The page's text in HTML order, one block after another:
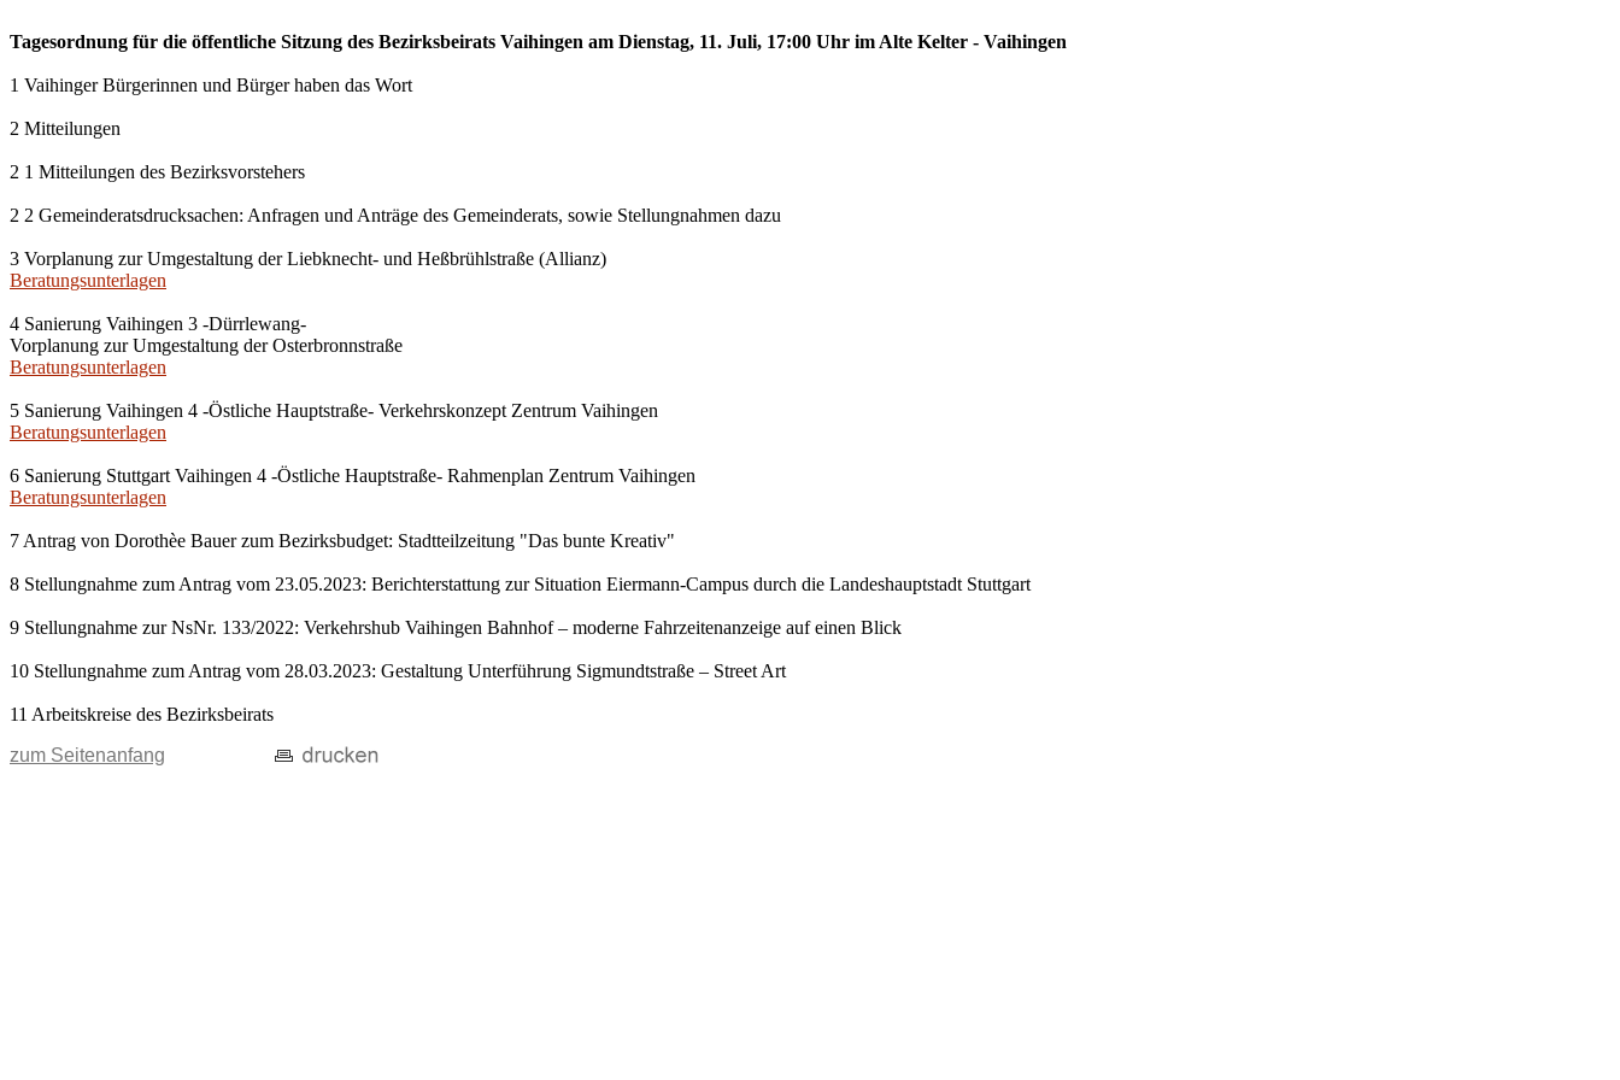
Tagesordnung für die öffentliche Sitzung des Bezirksbeirats Vaihingen am Dienstag, 11. Juli, 17:00 Uhr im Alte Kelter - Vaihingen
1 Vaihinger Bürgerinnen und Bürger haben das Wort
2 Mitteilungen
2 1 Mitteilungen des Bezirksvorstehers
2 2 Gemeinderatsdrucksachen: Anfragen und Anträge des Gemeinderats, sowie Stellungnahmen dazu
3 Vorplanung zur Umgestaltung der Liebknecht- und Heßbrühlstraße (Allianz)
Beratungsunterlagen
4 Sanierung Vaihingen 3 -Dürrlewang-
Vorplanung zur Umgestaltung der Osterbronnstraße
Beratungsunterlagen
5 Sanierung Vaihingen 4 -Östliche Hauptstraße- Verkehrskonzept Zentrum Vaihingen
Beratungsunterlagen
6 Sanierung Stuttgart Vaihingen 4 -Östliche Hauptstraße- Rahmenplan Zentrum Vaihingen
Beratungsunterlagen
7 Antrag von Dorothèe Bauer zum Bezirksbudget: Stadtteilzeitung "Das bunte Kreativ"
8 Stellungnahme zum Antrag vom 23.05.2023: Berichterstattung zur Situation Eiermann-Campus durch die Landeshauptstadt Stuttgart
9 Stellungnahme zur NsNr. 133/2022: Verkehrshub Vaihingen Bahnhof – moderne Fahrzeitenanzeige auf einen Blick
10 Stellungnahme zum Antrag vom 28.03.2023: Gestaltung Unterführung Sigmundtstraße – Street Art
11 Arbeitskreise des Bezirksbeirats
zum Seitenanfang